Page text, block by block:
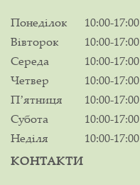
Понеділок
10:00-17:00
Вівторок
10:00-17:00
Середа
10:00-17:00
Четвер
10:00-17:00
Пʼятниця
10:00-17:00
Субота
10:00-17:00
Неділя
10:00-17:00
КОНТАКТИ